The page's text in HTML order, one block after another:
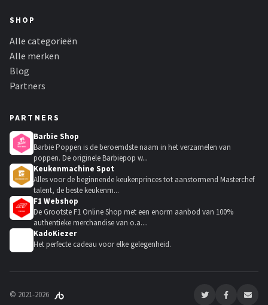
SHOP
Alle categorieën
Alle merken
Blog
Partners
PARTNERS
Barbie Shop
Barbie Poppen is de beroemdste naam in het verzamelen van
poppen. De originele Barbiepop w...
Keukenmachine Spot
Alles voor de beginnende keukenprinces tot aanstormend Masterchef
talent, de beste keukenm...
F1 Webshop
De Grootste F1 Online Shop met een enorm aanbod van 100%
authentieke merchandise van o.a....
KadoKiezer
Het perfecte cadeau voor elke gelegenheid.
© 2021-2026